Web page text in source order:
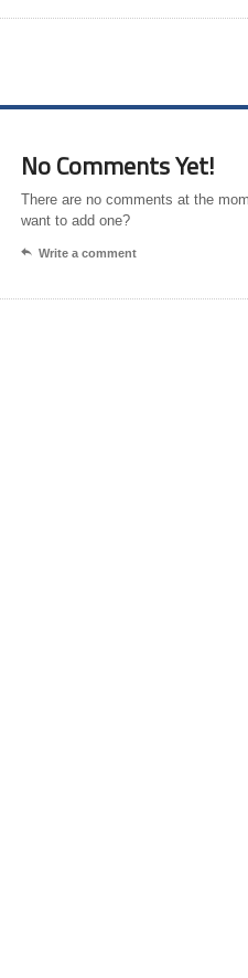
No Comments Yet!
There are no comments at the
want to add one?
 Write a comment